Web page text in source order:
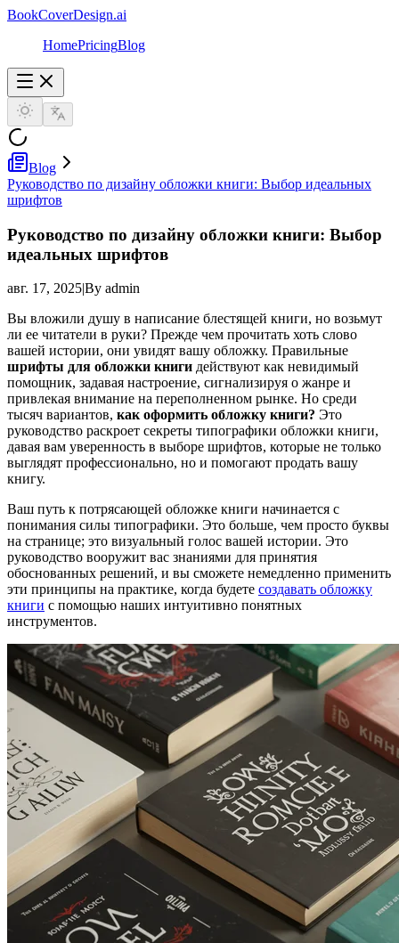
BookCoverDesign.ai
HomePricingBlog
Blog
Руководство по дизайну обложки книги: Выбор идеальных
шрифтов
Руководство по дизайну обложки книги: Выбор
идеальных шрифтов
авг. 17, 2025|By admin
Вы вложили душу в написание блестящей книги, но возьмут
ли ее читатели в руки? Прежде чем прочитать хоть слово
вашей истории, они увидят вашу обложку. Правильные
шрифты для обложки книги действуют как невидимый
помощник, задавая настроение, сигнализируя о жанре и
привлекая внимание на переполненном рынке. Но среди
тысяч вариантов, как оформить обложку книги? Это
руководство раскроет секреты типографики обложки книги,
давая вам уверенность в выборе шрифтов, которые не только
выглядят профессионально, но и помогают продать вашу
книгу.
Ваш путь к потрясающей обложке книги начинается с
понимания силы типографики. Это больше, чем просто буквы
на странице; это визуальный голос вашей истории. Это
руководство вооружит вас знаниями для принятия
обоснованных решений, и вы сможете немедленно применить
эти принципы на практике, когда будете создавать обложку
книги с помощью наших интуитивно понятных
инструментов.